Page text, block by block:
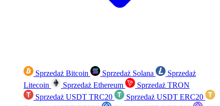
Sprzedaż Bitcoin Sprzedaż Solana
Sprzedaż
Litecoin
Sprzedaż Ethereum
Sprzedaż TRON
Sprzedaż USDT TRC20
Sprzedaż USDT ERC20